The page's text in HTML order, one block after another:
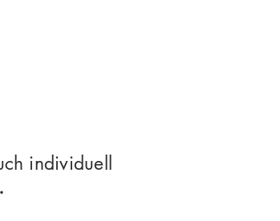
individuell